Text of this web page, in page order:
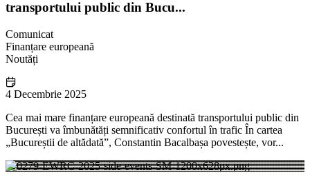
transportului public din Bucu...
Comunicat
Finanțare europeană
Noutăți
4 Decembrie 2025
Cea mai mare finanțare europeană destinată transportului public din
București va îmbunătăți semnificativ confortul în trafic În cartea
„Bucureștii de altădată”, Constantin Bacalbașa povestește, vor...